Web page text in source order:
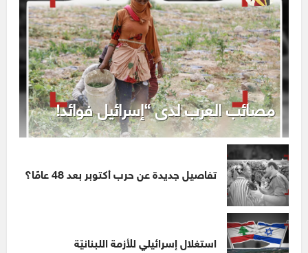
مصائب العرب لدى “إسرائيل فوائد!
تفاصيل جديدة عن حرب أكتوبر بعد 48 عامًا؟
استغلال إسرائيلي للأزمة اللبنانيّة